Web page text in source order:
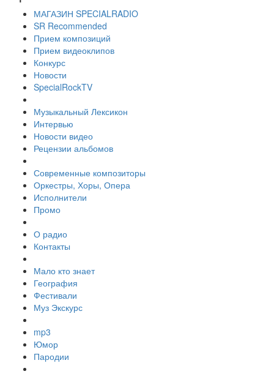
МАГАЗИН SPECIALRADIO
SR Recommended
Прием композиций
Прием видеоклипов
Конкурс
Новости
SpecialRockTV
Музыкальный Лексикон
Интервью
Новости видео
Рецензии альбомов
Современные композиторы
Оркестры, Хоры, Опера
Исполнители
Промо
О радио
Контакты
Мало кто знает
География
Фестивали
Муз Экскурс
mp3
Юмор
Пародии